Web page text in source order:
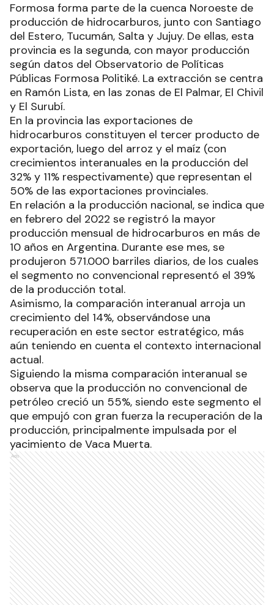
Formosa forma parte de la cuenca Noroeste de
producción de hidrocarburos, junto con Santiago
del Estero, Tucumán, Salta y Jujuy. De ellas, esta
provincia es la segunda, con mayor producción
según datos del Observatorio de Políticas
Públicas Formosa Politiké. La extracción se centra
en Ramón Lista, en las zonas de El Palmar, El Chivil
y El Surubí.
En la provincia las exportaciones de
hidrocarburos constituyen el tercer producto de
exportación, luego del arroz y el maíz (con
crecimientos interanuales en la producción del
32% y 11% respectivamente) que representan el
50% de las exportaciones provinciales.
En relación a la producción nacional, se indica que
en febrero del 2022 se registró la mayor
producción mensual de hidrocarburos en más de
10 años en Argentina. Durante ese mes, se
produjeron 571.000 barriles diarios, de los cuales
el segmento no convencional representó el 39%
de la producción total.
Asimismo, la comparación interanual arroja un
crecimiento del 14%, observándose una
recuperación en este sector estratégico, más
aún teniendo en cuenta el contexto internacional
actual.
Siguiendo la misma comparación interanual se
observa que la producción no convencional de
petróleo creció un 55%, siendo este segmento el
que empujó con gran fuerza la recuperación de la
producción, principalmente impulsada por el
yacimiento de Vaca Muerta.
Ads